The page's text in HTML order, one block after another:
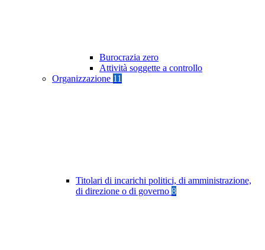
Burocrazia zero
Attività soggette a controllo
Organizzazione 11
Titolari di incarichi politici, di amministrazione,
di direzione o di governo 8